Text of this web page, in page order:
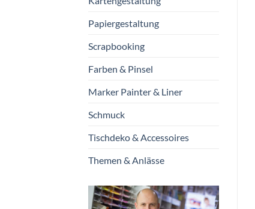
Papiergestaltung
Scrapbooking
Farben & Pinsel
Marker Painter & Liner
Schmuck
Tischdeko & Accessoires
Themen & Anlässe